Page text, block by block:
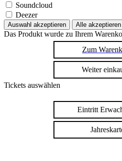
Soundcloud
Deezer
Auswahl akzeptieren Alle akzeptieren
Das Produkt wurde zu Ihrem
Zum
Weiter
Tickets auswählen
Eintritt